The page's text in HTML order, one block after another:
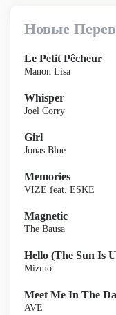
Новые
Le Petit Pêcheur
Manon Lisa
Whisper
Joel Corry
Girl
Jonas Blue
Memories
VIZE feat. ESKE
Magnetic
The Bausa
Hello (The Sun Is
Mizmo
Meet Me In The
AVE